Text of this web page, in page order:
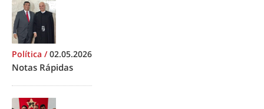
Política /02.05.2026
Notas Rápidas